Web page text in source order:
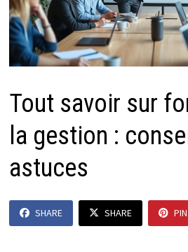
Tout savoir sur
la gestion :
astuces
SHARE SHARE